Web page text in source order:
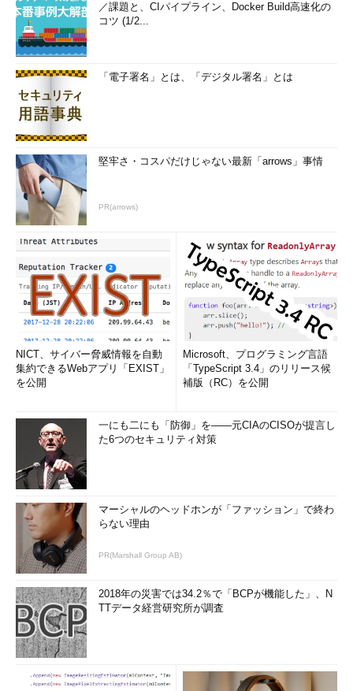
／課題と、CIパイプライン、Docker Build高速化の
コツ (1/2...
「電子署名」とは、「デジタル署名」とは
堅牢さ・コスパだけじゃない最新「arrows」事情
PR(arrows)
NICT、サイバー脅威情報を自動
集約できるWebアプリ「EXIST」
を公開
Microsoft、プログラミング言語
「TypeScript 3.4」のリリース候
補版（RC）を公開
一にも二にも「防御」を――元CIAのCISOが提言し
た6つのセキュリティ対策
マーシャルのヘッドホンが「ファッション」で終わ
らない理由
PR(Marshall Group AB)
2018年の災害では34.2％で「BCPが機能した」、N
TTデータ経営研究所が調査